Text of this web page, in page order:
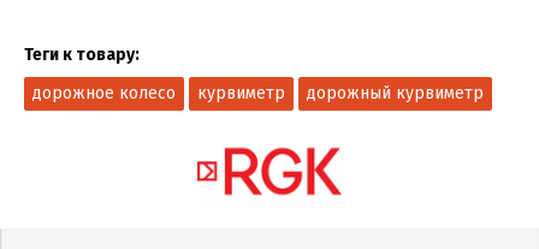
Теги к товару:
дорожное колесо
курвиметр дорожный курвиметр